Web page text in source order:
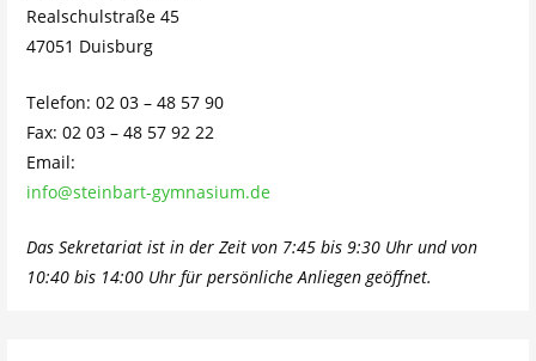
Realschulstraße 45
47051 Duisburg
Telefon: 02 03 – 48 57 90
Fax: 02 03 – 48 57 92 22
Email:
info@steinbart-gymnasium.de
Das Sekretariat ist in der Zeit von 7:45 bis 9:30 Uhr und von
10:40 bis 14:00 Uhr für persönliche Anliegen geöffnet.